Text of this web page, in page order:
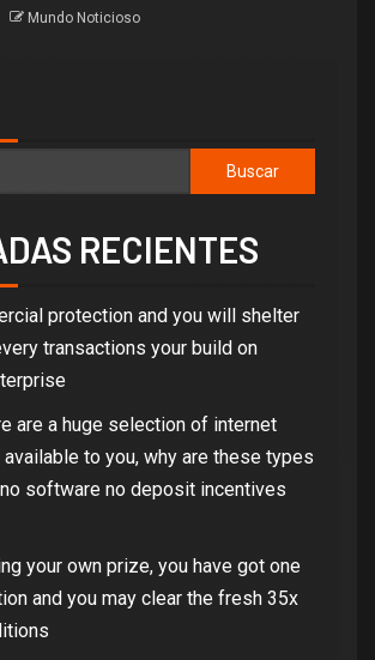
Mundo Noticioso
Buscar
RECIENTES
protection and you will shelter
transactions your build on
are a huge selection of internet
to you, why are these types
software no deposit incentives
your own prize, you have got one
and you may clear the fresh 35x